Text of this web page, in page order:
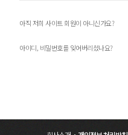
아직 저희 사이트 회원이 아니신가요?
아이디, 비밀번호를 잊어버리셨나요?